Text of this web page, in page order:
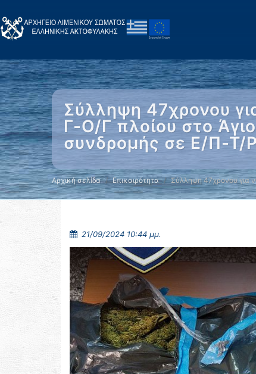
Σύλληψη 47χρονου
Γ-Ο/Γ πλοίου στο
συνδρομής σε Ε/Π-Τ/
Αρχική σελίδα Επικαιρότητα Σύλληψη 47χρονου για
21/09/2024 10:44 μμ.